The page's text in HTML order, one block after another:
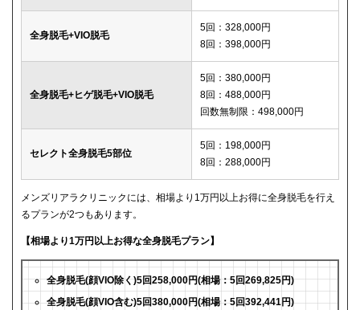
全身脱毛+VIO脱毛
5回：328,000円
8回：398,000円
全身脱毛+ヒゲ脱毛+VIO脱毛
5回：380,000円
8回：488,000円
回数無制限：498,000円
セレクト全身脱毛5部位
5回：198,000円
8回：288,000円
メンズリアラクリニックには、相場より1万円以上お得に全身脱毛を行え
るプランが2つもあります。
【相場より1万円以上お得な全身脱毛プラン】
全身脱毛(顔VIO除く)5回258,000円(相場：5回269,825円)
全身脱毛(顔VIO含む)5回380,000円(相場：5回392,441円)